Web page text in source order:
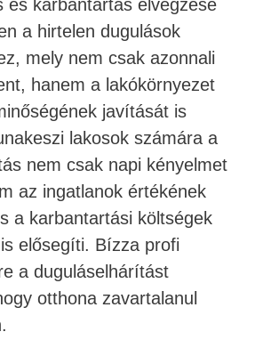
és karbantartás elvégzése
a hirtelen dugulások
mely nem csak azonnali
hanem a lakókörnyezet
javítását is
lakosok számára a
nem csak napi kényelmet
az ingatlanok értékének
a karbantartási költségek
elősegíti. Bízza profi
a duguláselhárítást
otthona zavartalanul